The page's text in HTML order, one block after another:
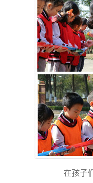
在孩子们